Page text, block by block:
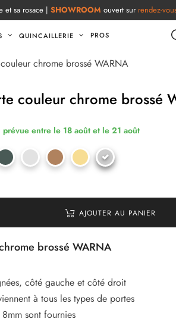
et sa rosace | SHOWROOM ouvert sur rendez-
QUINCAILLERIE PROS
chrome brossé WARNA
couleur chrome brossé
prévue entre le 18 août et le 21 août
AJOUTER AU PANIER
brossé WARNA
côté gauche et côté droit
à tous les types de portes
sont fournies